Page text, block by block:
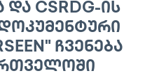
CSRDG-ᲘᲡ
ᲩᲕᲔᲜᲔᲑᲐ